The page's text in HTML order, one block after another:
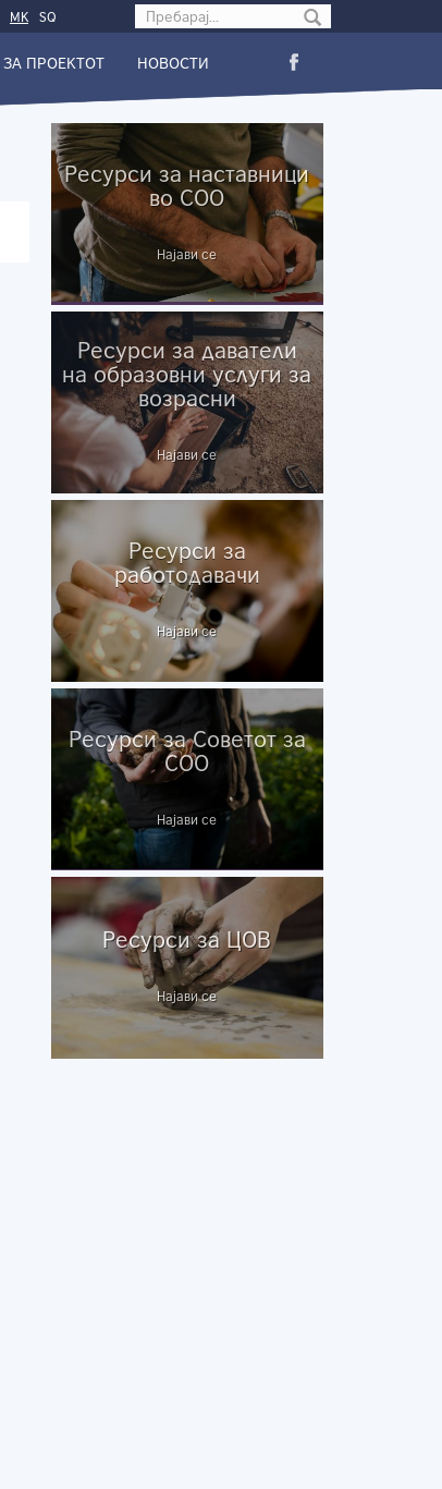
Search form
МК SQ
ЗА ПРОЕКТОТ НОВОСТИ
Ресурси за наставници
во СОО
Најави се
Ресурси за даватели
на образовни услуги за
возрасни
Најави се
Ресурси за
работодавачи
Најави се
Ресурси за Советот за
СОО
Најави се
Ресурси за ЦОВ
Најави се